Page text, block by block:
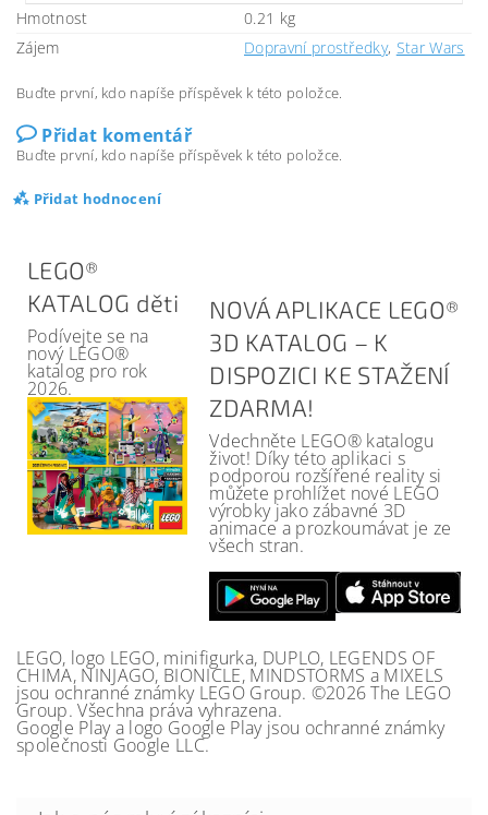
Hmotnost
0.21 kg
Zájem
Dopravní prostředky, Star Wars
Buďte první, kdo napíše příspěvek k této položce.
Přidat komentář
Buďte první, kdo napíše příspěvek k této položce.
Přidat hodnocení
LEGO®
KATALOG děti
Podívejte se na
nový LEGO®
katalog pro rok
2026.
NOVÁ APLIKACE LEGO®
3D KATALOG – K
DISPOZICI KE STAŽENÍ
ZDARMA!
Vdechněte LEGO® katalogu
život! Díky této aplikaci s
podporou rozšířené reality si
můžete prohlížet nové LEGO
výrobky jako zábavné 3D
animace a prozkoumávat je ze
všech stran.
LEGO, logo LEGO, minifigurka, DUPLO, LEGENDS OF
CHIMA, NINJAGO, BIONICLE, MINDSTORMS a MIXELS
jsou ochranné známky LEGO Group. ©2026 The LEGO
Group. Všechna práva vyhrazena.
Google Play a logo Google Play jsou ochranné známky
společnosti Google LLC.